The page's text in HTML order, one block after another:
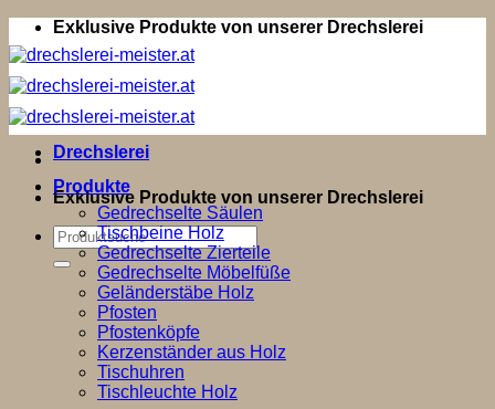
Zum
Inhalt
springen
Exklusive Produkte von unserer Drechslerei
Exklusive Produkte von unserer Drechslerei
Suchen
nach:
Drechslerei
Produkte
Gedrechselte Säulen
Tischbeine Holz
Gedrechselte Zierteile
Gedrechselte Möbelfüße
Geländerstäbe Holz
Pfosten
Pfostenköpfe
Kerzenständer aus Holz
Tischuhren
Tischleuchte Holz